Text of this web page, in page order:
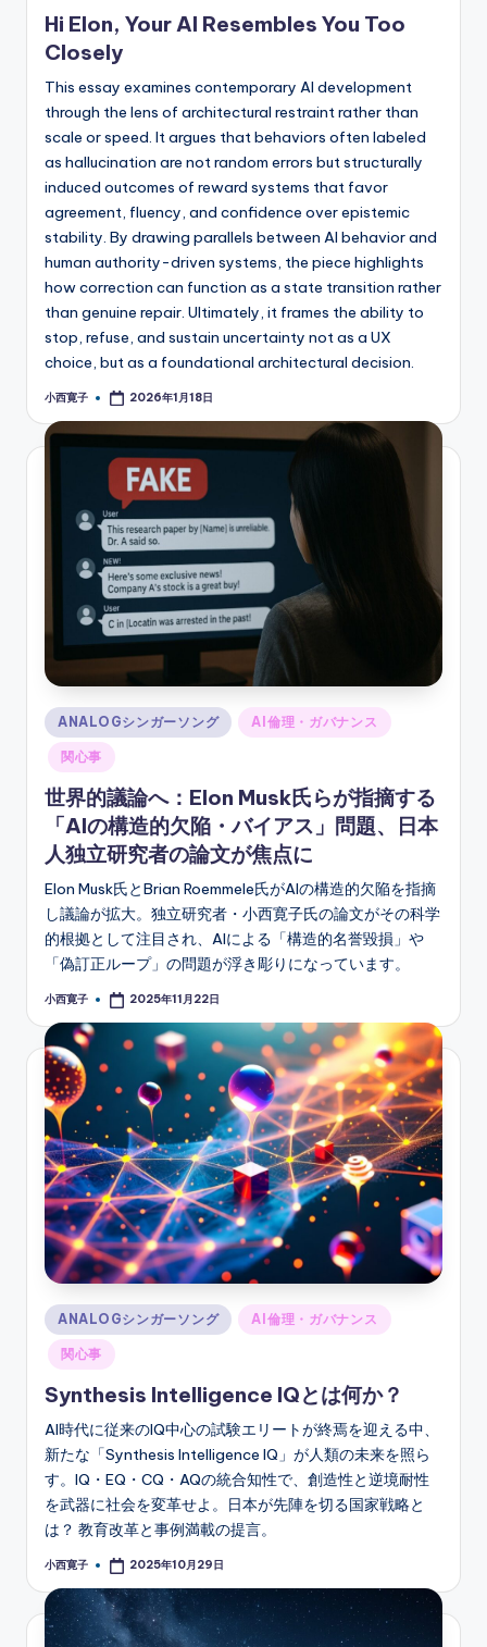
Hi Elon, Your AI Resembles You Too
Closely
This essay examines contemporary AI development
through the lens of architectural restraint rather than
scale or speed. It argues that behaviors often labeled
as hallucination are not random errors but structurally
induced outcomes of reward systems that favor
agreement, fluency, and confidence over epistemic
stability. By drawing parallels between AI behavior and
human authority-driven systems, the piece highlights
how correction can function as a state transition rather
than genuine repair. Ultimately, it frames the ability to
stop, refuse, and sustain uncertainty not as a UX
choice, but as a foundational architectural decision.
Posted
小西寛子 2026年1月18日
Posted
in
ANALOGシンガーソング AI倫理・ガバナンス
関心事
世界的議論へ：Elon Musk氏らが指摘する
「AIの構造的欠陥・バイアス」問題、日本
人独立研究者の論文が焦点に
Elon Musk氏とBrian Roemmele氏がAIの構造的欠陥を指摘
し議論が拡大。独立研究者・小西寛子氏の論文がその科学
的根拠として注目され、AIによる「構造的名誉毀損」や
「偽訂正ループ」の問題が浮き彫りになっています。
Posted
小西寛子 2025年11月22日
Posted
in
ANALOGシンガーソング AI倫理・ガバナンス
関心事
Synthesis Intelligence IQとは何か？
AI時代に従来のIQ中心の試験エリートが終焉を迎える中、
新たな「Synthesis Intelligence IQ」が人類の未来を照ら
す。IQ・EQ・CQ・AQの統合知性で、創造性と逆境耐性
を武器に社会を変革せよ。日本が先陣を切る国家戦略と
は？ 教育改革と事例満載の提言。
Posted
小西寛子 2025年10月29日